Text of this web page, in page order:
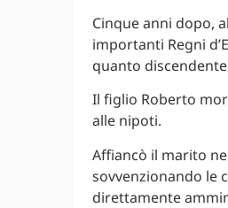
Cinque anni dopo,
importanti Regni
quanto
Il figlio Roberto
alle nipoti.
Affiancò il marito
sovvenzionando le
direttamente